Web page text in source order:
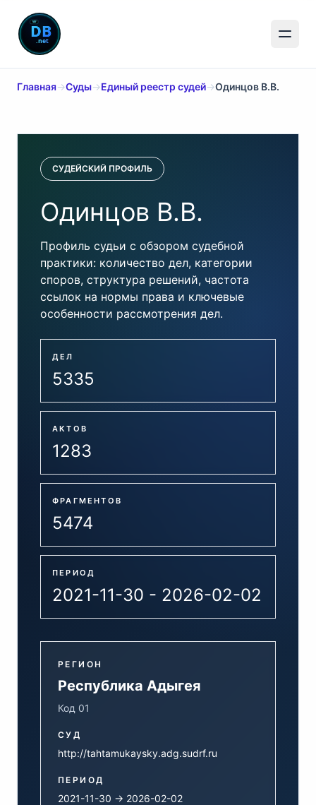
Главная→Суды→Единый реестр судей→Одинцов В.В.
СУДЕЙСКИЙ ПРОФИЛЬ
Одинцов В.В.
Профиль судьи с обзором судебной
практики: количество дел, категории
споров, структура решений, частота
ссылок на нормы права и ключевые
особенности рассмотрения дел.
ДЕЛ
5335
АКТОВ
1283
ФРАГМЕНТОВ
5474
ПЕРИОД
2021-11-30 - 2026-02-02
РЕГИОН
Республика Адыгея
Код 01
СУД
http://tahtamukaysky.adg.sudrf.ru
ПЕРИОД
2021-11-30 → 2026-02-02